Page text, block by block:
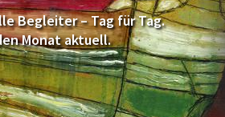
Begleiter – Tag für Tag.
Monat aktuell.